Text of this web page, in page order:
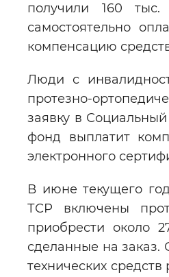
Вернуть
получили 160
самостоятельно
компенсацию
Люди с
протезно-
заявку в
фонд выплатит
электронного
В июне текущего
ТСР включены
приобрести около
сделанные на заказ.
технических